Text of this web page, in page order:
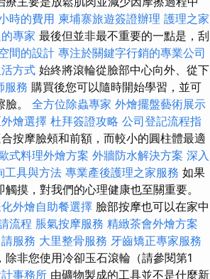
時的費用 柬埔寨旅遊簽證辦理 護理之家
專家 最後但並非最不重要的一點是，刮
間的設計 專注於關鍵字行銷的專業公司
方式 始終將滾輪從臉部中心向外、從下
服務 購買後您可以隨時開始學習，並可
。 全方位除蟲專家 外燴擺盤藝術展示
燴選擇 杜拜簽證攻略 公司登記流程指
按摩臉頰和前額，而較小的圓柱體最適
式料理外燴方案 外牆防水解決方案 深入
工具與方法 專業產後護理之家服務 如果
摸，對我們的心理健康也至關重要。
外燴自助餐選擇 臉部按摩也可以在家中
流程 脹氣按摩服務 精緻茶會外燴方案
服務 大里整骨服務 牙齒矯正專家服務
非您使用冷卻玉石滾輪（請參閱第1
事務所 由礦物製成的工具並不是什麼新